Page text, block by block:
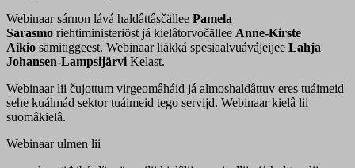
Webinaar sárnon lává haldâttâsčällee Pamela
Sarasmo riehtiministeriöst já kielâtorvočällee Anne-Kirste
Aikio sämitiggeest. Webinaar liäkká spesiaalvuávájeijee Lahja
Johansen-Lampsijärvi Kelast.
Webinaar lii čujottum virgeomâháid já almoshaldâttuv eres tuáimeid
sehe kuálmád sektor tuáimeid tego servijd. Webinaar kielâ lii
suomâkielâ.
Webinaar ulmen lii